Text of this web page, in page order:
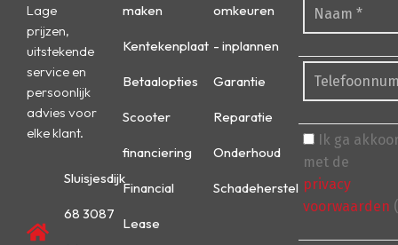
Lage
prijzen,
uitstekende
service en
persoonlijk
advies voor
elke klant.
Sluisjesdijk
68 3087
maken
Kentekenplaat
Betaalopties
Scooter
financiering
Financial
Lease
omkeuren
- inplannen
Garantie
Reparatie
Onderhoud
Schadeherstel
Ik ga
met de
privacy
voorwaarden